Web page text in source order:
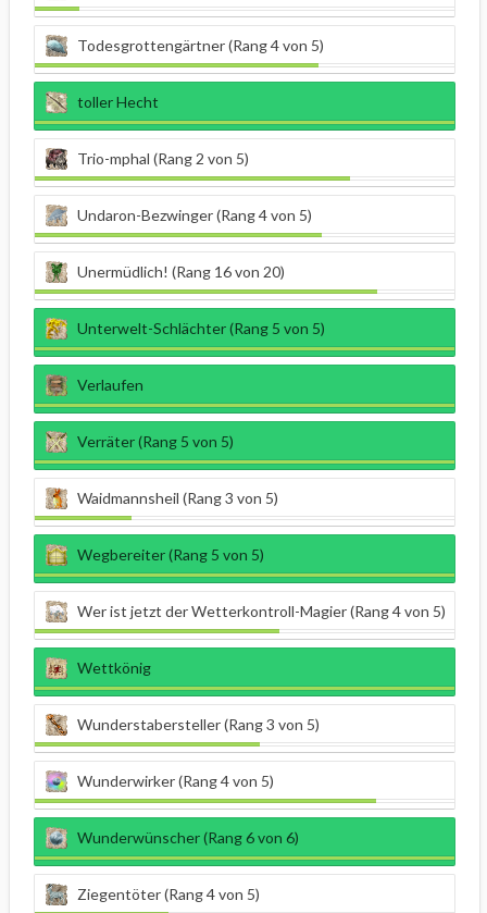
Todesgrottengärtner (Rang 4 von 5)
toller Hecht
Trio-mphal (Rang 2 von 5)
Undaron-Bezwinger (Rang 4 von 5)
Unermüdlich! (Rang 16 von 20)
Unterwelt-Schlächter (Rang 5 von 5)
Verlaufen
Verräter (Rang 5 von 5)
Waidmannsheil (Rang 3 von 5)
Wegbereiter (Rang 5 von 5)
Wer ist jetzt der Wetterkontroll-Magier (Rang 4 von 5)
Wettkönig
Wunderstabersteller (Rang 3 von 5)
Wunderwirker (Rang 4 von 5)
Wunderwünscher (Rang 6 von 6)
Ziegentöter (Rang 4 von 5)